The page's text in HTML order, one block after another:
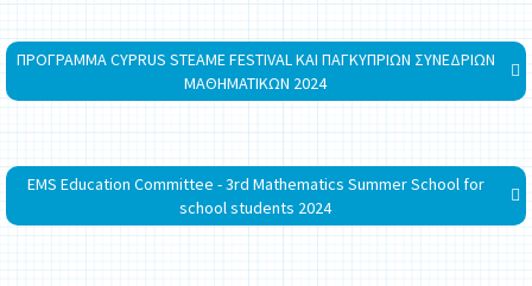
ΠΡΟΓΡΑΜΜΑ CYPRUS STEAME FESTIVAL ΚΑΙ ΠΑΓΚΥΠΡΙΩΝ ΣΥΝΕΔΡΙΩΝ
ΜΑΘΗΜΑΤΙΚΩΝ 2024
EMS Education Committee - 3rd Mathematics Summer School for
school students 2024